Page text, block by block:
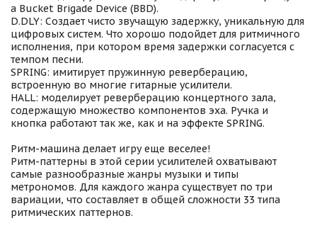
a Bucket Brigade Device (BBD).
D.DLY: Создает чисто звучащую задержку, уникальную для
цифровых систем. Что хорошо подойдет для ритмичного
исполнения, при котором время задержки согласуется с
темпом песни.
SPRING: имитирует пружинную реверберацию,
встроенную во многие гитарные усилители.
HALL: моделирует реверберацию концертного зала,
содержащую множество компонентов эха. Ручка и
кнопка работают так же, как и на эффекте SPRING.
Ритм-машина делает игру еще веселее!
Ритм-паттерны в этой серии усилителей охватывают
самые разнообразные жанры музыки и типы
метрономов. Для каждого жанра существует по три
вариации, что составляет в общей сложности 33 типа
ритмических паттернов.